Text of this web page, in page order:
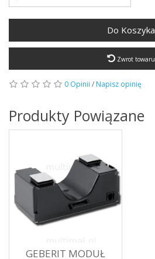
Do Koszyka
Zwrot towaru
0 Opinii / Napisz opinię
Produkty Powiązane
GEBERIT MODUŁ